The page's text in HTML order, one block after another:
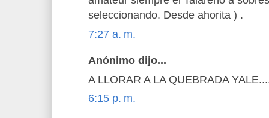
seleccionando. Desde ahorita ) .
7:27 a. m.
Anónimo dijo...
A LLORAR A LA QUEBRADA
6:15 p. m.